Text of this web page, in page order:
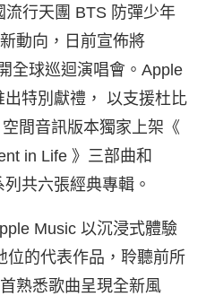
行天團 BTS 防彈少年
動向，日前宣佈將
全球巡迴演唱會。Apple
特別獻禮， 以支援杜比
間音訊版本獨家上架《
in Life 》三部曲和
共六張經典專輯。
Music 以沉浸式體驗
位的代表作品，聆聽前所
熟悉歌曲呈現全新風